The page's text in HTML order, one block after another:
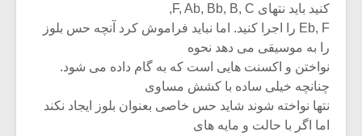
کنید باید نتهای F, Ab, Bb, B, C,
Eb, F را اجرا کنید. اما نباید فراموش کرد آنچه حس بلوز
را به موسیقی می دهد نحوه
نواختن و اکسنت هایی است که به گام داده می شود.
چنانچه خیلی ساده با کشش مساوی
نتها نواخته شوند شاید حس خاصی بعنوان بلوز ایجاد نکند
اما اگر با حالت و مایه های